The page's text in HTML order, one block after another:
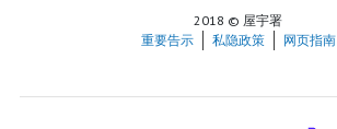
2018 © 屋宇署
重要告示
私隐政策 网页指南